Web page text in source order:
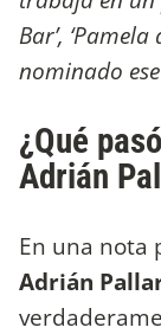
Bar’, ‘Pamela
nominado
¿Qué
Adrián
En una nota
Adrián